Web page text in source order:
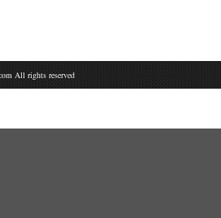
All rights reserved